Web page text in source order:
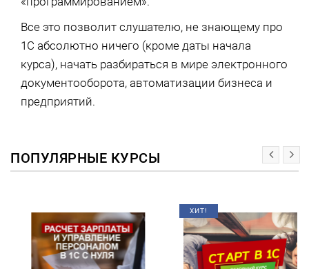
Все это позволит слушателю, не знающему про
1С абсолютно ничего (кроме даты начала
курса), начать разбираться в мире электронного
документооборота, автоматизации бизнеса и
предприятий.
ПОПУЛЯРНЫЕ КУРСЫ
ХИТ!